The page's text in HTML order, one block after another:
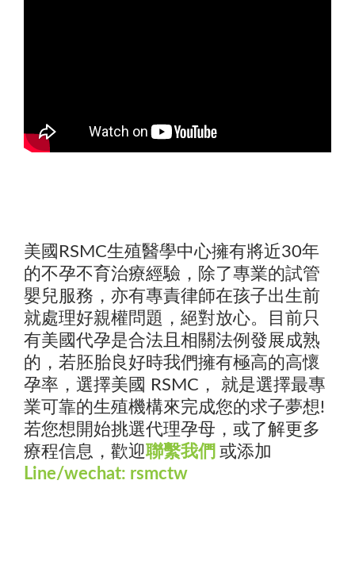
美國RSMC生殖醫學中心擁有將近30年
的不孕不育治療經驗，除了專業的試管
嬰兒服務，亦有專責律師在孩子出生前
就處理好親權問題，絕對放心。目前只
有美國代孕是合法且相關法例發展成熟
的，若胚胎良好時我們擁有極高的高懷
孕率，選擇美國 RSMC， 就是選擇最專
業可靠的生殖機構來完成您的求子夢想!
若您想開始挑選代理孕母，或了解更多
療程信息，歡迎聯繫我們 或添加
Line/wechat: rsmctw